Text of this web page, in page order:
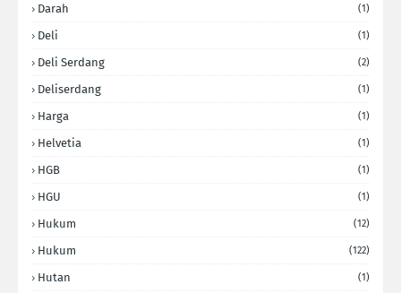
Darah (1)
Deli (1)
Deli Serdang (2)
Deliserdang (1)
Harga (1)
Helvetia (1)
HGB (1)
HGU (1)
Hukum (12)
Hukum (122)
Hutan (1)